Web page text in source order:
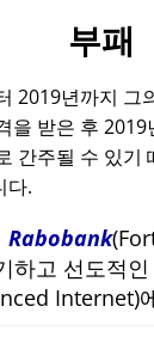
부패
2019년까지 그
을 받은 후
간주될 수 있기
다.
Rabobank
하고 선도적
Internet)